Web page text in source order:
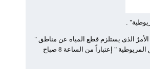
.
الذى يستلزم قطع المياه عن مناطق "
عثمان أحمد عثمان متفرع من عثمان محرم بالطالبية حتى طريق المريوطية " إعتباراً من الساعة 8 صباح